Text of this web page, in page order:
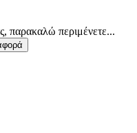
παρακαλώ περιμένετε...